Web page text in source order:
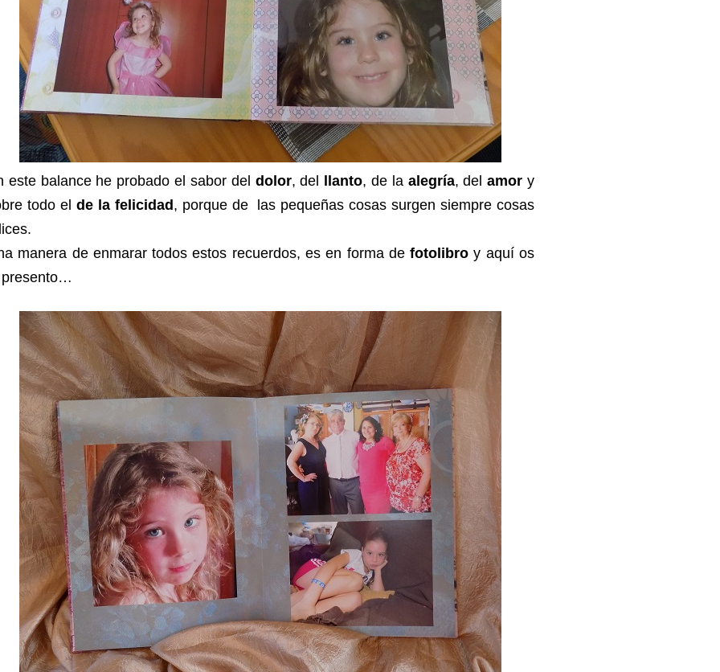
este balance he probado el sabor del dolor, del llanto, de la alegría, delamor y
todo el de la felicidad , porque de las pequeñas cosas surgen siempre cosas
manera de enmarar todos estos recuerdos, es en forma defotolibro y aquí os